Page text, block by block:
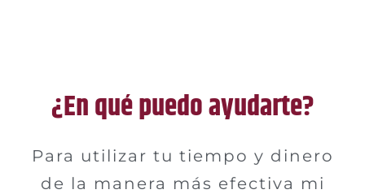
¿En qué puedo ayudarte?
Para utilizar tu tiempo y dinero
de la manera más efectiva mi